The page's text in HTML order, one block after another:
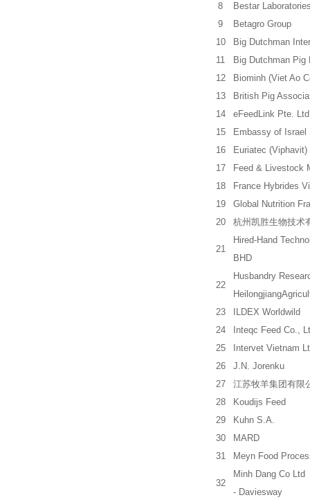
8
Bestar
9
Betagro Group
10
Big Dutchman
11
Big Dutchman Pig
12
Biominh (Viet Ao
13
British Pig
14
eFeedLink Pte.
15
Embassy of Israel
16
Euriatec (Viphavit)
17
Feed & Livestock
18
France Hybrides
19
Global Nutrition
20
杭州凯胜生物技术
21
Hired-Hand
BHD
22
Husbandry
23
ILDEX Worldwild
24
Inteqc Feed Co.,
25
Intervet Vietnam
26
J.N. Jorenku
27
江苏牧羊集团有限
28
Koudijs Feed
29
Kuhn S.A.
30
MARD
31
Meyn Food
32
Minh Dang Co Ltd
- Daviesway